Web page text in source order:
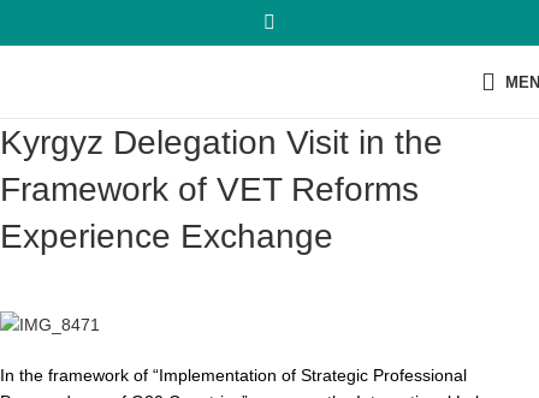
Kyrgyz Delegation Visit in the
Framework of VET Reforms
Experience Exchange
In the framework of “Implementation of Strategic Professional